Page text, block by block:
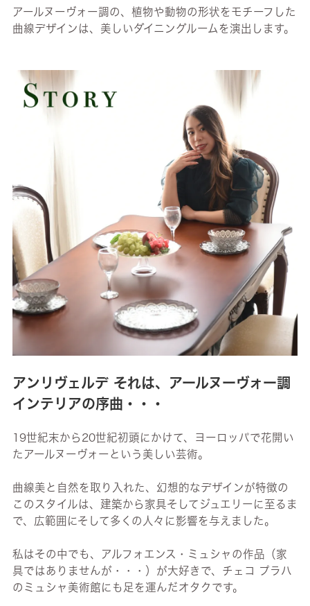
アールヌーヴォー調の、植物や動物の形状をモチーフした
曲線デザインは、美しいダイニングルームを演出します。
アンリヴェルデ それは、アールヌーヴォー調
インテリアの序曲・・・
19世紀末から20世紀初頭にかけて、ヨーロッパで花開い
たアールヌーヴォーという美しい芸術。
曲線美と自然を取り入れた、幻想的なデザインが特徴の
このスタイルは、建築から家具そしてジュエリーに至るま
で、広範囲にそして多くの人々に影響を与えました。
私はその中でも、アルフォエンス・ミュシャの作品（家
具ではありませんが・・・）が大好きで、チェコ プラハ
のミュシャ美術館にも足を運んだオタクです。